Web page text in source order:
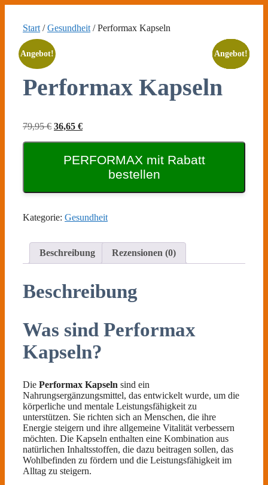
springen
Start /Gesundheit / Performax Kapseln
Angebot!
Performax Kapseln
79,95€ Ursprünglicher
79,95 €
36,65 €Aktueller
36,65 €.
PERFORMAX mit Rabatt
bestellen
Kategorie: Gesundheit
Beschreibung Rezensionen (0)
Beschreibung
Was sind Performax
Kapseln?
Die Performax Kapseln sind ein
Nahrungsergänzungsmittel, das entwickelt wurde, um die
körperliche und mentale Leistungsfähigkeit zu
unterstützen. Sie richten sich an Menschen, die ihre
Energie steigern und ihre allgemeine Vitalität verbessern
möchten. Die Kapseln enthalten eine Kombination aus
natürlichen Inhaltsstoffen, die dazu beitragen sollen, das
Wohlbefinden zu fördern und die Leistungsfähigkeit im
Alltag zu steigern.
Angebot!
Angebot!
Angebot!
Angebot!